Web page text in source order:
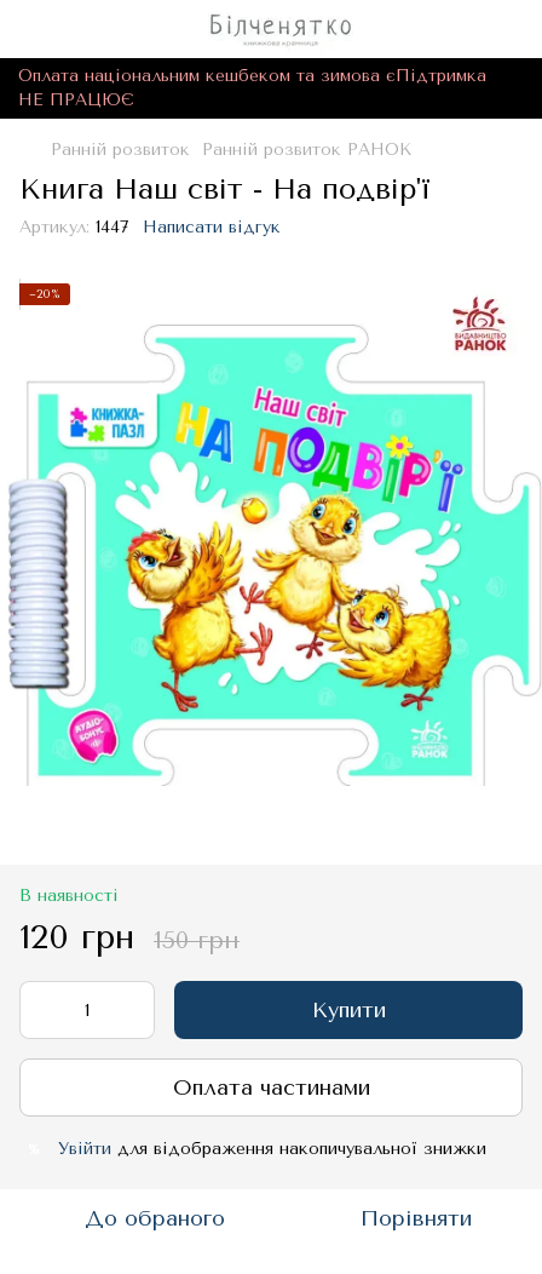
Оплата національним кешбеком та зимова єПідтримка
НЕ ПРАЦЮЄ
Ранній розвиток Ранній розвиток РАНОК
Книга Наш світ - На подвір'ї
Артикул: 1447 Написати відгук
−20%
В наявності
120 грн 150 грн
Купити
Оплата частинами
Увійти для відображення накопичувальної знижки
До обраного Порівняти